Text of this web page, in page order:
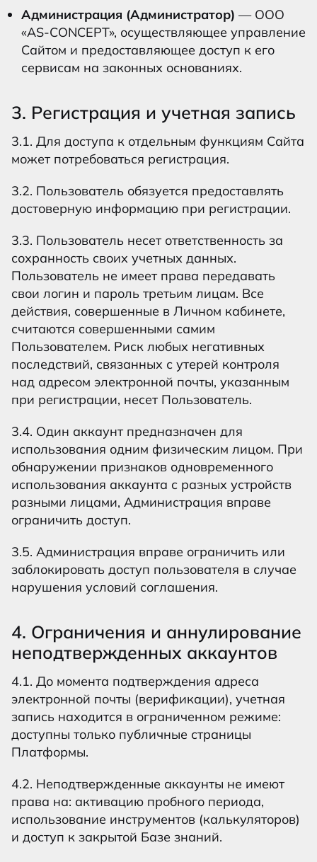
Администрация (Администратор) — ООО
«AS-CONCEPT», осуществляющее управление
Сайтом и предоставляющее доступ к его
сервисам на законных основаниях.
3. Регистрация и учетная запись
3.1. Для доступа к отдельным функциям Сайта
может потребоваться регистрация.
3.2. Пользователь обязуется предоставлять
достоверную информацию при регистрации.
3.3. Пользователь несет ответственность за
сохранность своих учетных данных.
Пользователь не имеет права передавать
свои логин и пароль третьим лицам. Все
действия, совершенные в Личном кабинете,
считаются совершенными самим
Пользователем. Риск любых негативных
последствий, связанных с утерей контроля
над адресом электронной почты, указанным
при регистрации, несет Пользователь.
3.4. Один аккаунт предназначен для
использования одним физическим лицом. При
обнаружении признаков одновременного
использования аккаунта с разных устройств
разными лицами, Администрация вправе
ограничить доступ.
3.5. Администрация вправе ограничить или
заблокировать доступ пользователя в случае
нарушения условий соглашения.
4. Ограничения и аннулирование
неподтвержденных аккаунтов
4.1. До момента подтверждения адреса
электронной почты (верификации), учетная
запись находится в ограниченном режиме:
доступны только публичные страницы
Платформы.
4.2. Неподтвержденные аккаунты не имеют
права на: активацию пробного периода,
использование инструментов (калькуляторов)
и доступ к закрытой Базе знаний.